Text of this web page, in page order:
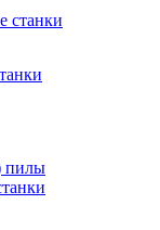
станки
пилы